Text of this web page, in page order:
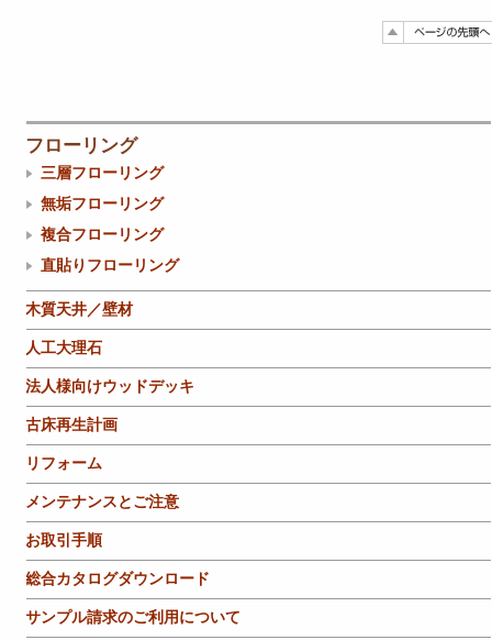
フローリング
三層フローリング
無垢フローリング
複合フローリング
直貼りフローリング
木質天井／壁材
人工大理石
法人様向けウッドデッキ
古床再生計画
リフォーム
メンテナンスとご注意
お取引手順
総合カタログダウンロード
サンプル請求のご利用について